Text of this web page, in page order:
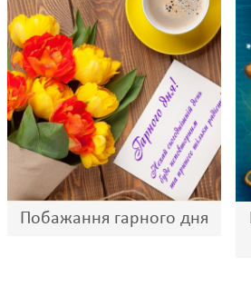
Побажання гарного дня